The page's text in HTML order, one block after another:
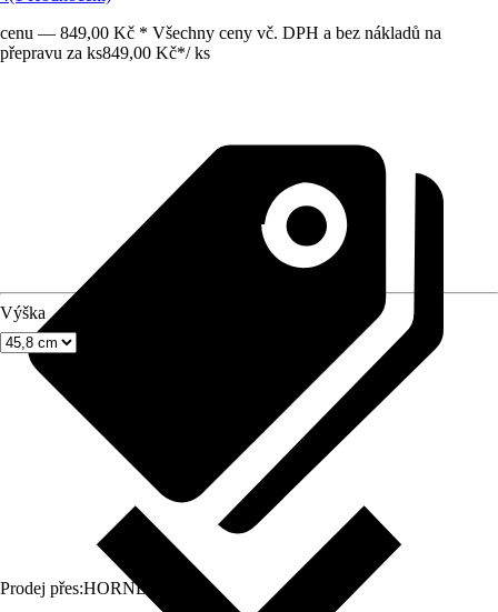
cenu — 849,00 Kč * Všechny ceny vč. DPH a bez nákladů na
přepravu za ks849,00 Kč*/ ks
Prodej přes:HORNBACH
Výška